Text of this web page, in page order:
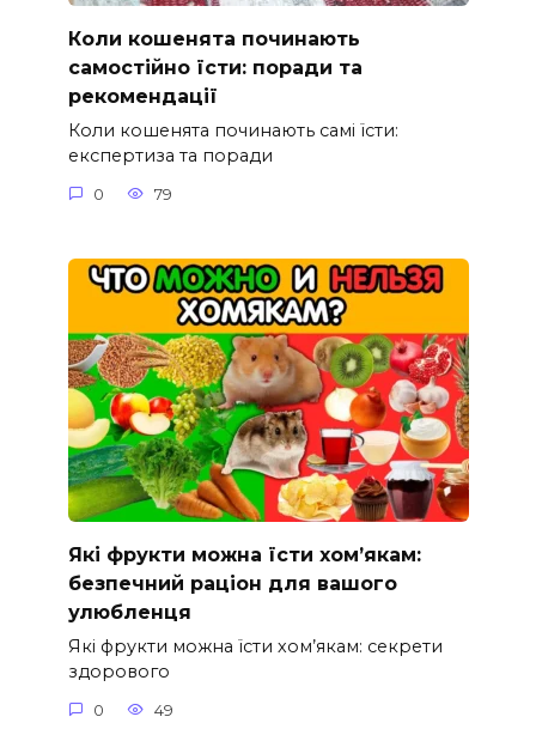
Коли кошенята починають
самостійно їсти: поради та
рекомендації
Коли кошенята починають самі їсти:
експертиза та поради
0 79
Які фрукти можна їсти хом’якам:
безпечний раціон для вашого
улюбленця
Які фрукти можна їсти хом’якам: секрети
здорового
0 49